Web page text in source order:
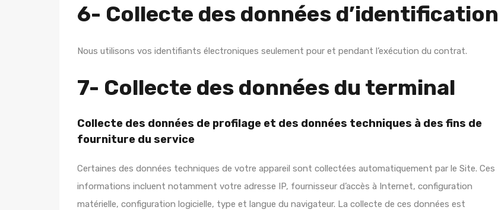
6- Collecte des données d’identification
Nous utilisons vos identifiants électroniques seulement pour et pendant l’exécution du contrat.
7- Collecte des données du terminal
Collecte des données de profilage et des données techniques à des fins de
fourniture du service
Certaines des données techniques de votre appareil sont collectées automatiquement par le Site. Ces
informations incluent notamment votre adresse IP, fournisseur d’accès à Internet, configuration
matérielle, configuration logicielle, type et langue du navigateur. La collecte de ces données est